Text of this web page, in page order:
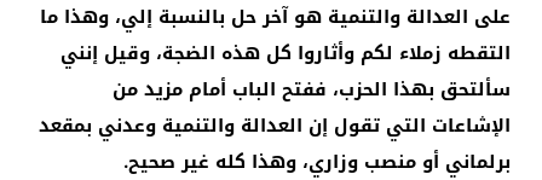
على العدالة والتنمية هو آخر حل بالنسبة إلي، وهذا ما
التقطه زملاء لكم وأثاروا كل هذه الضجة، وقيل إنني
سألتحق بهذا الحزب، ففتح الباب أمام مزيد من
الإشاعات التي تقول إن العدالة والتنمية وعدني بمقعد
برلماني أو منصب وزاري، وهذا كله غير صحيح.